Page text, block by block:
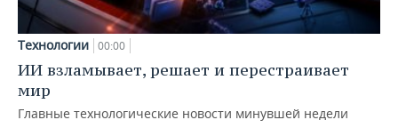
Технологии 00:00
ИИ взламывает, решает и перестраивает
мир
Главные технологические новости минувшей недели